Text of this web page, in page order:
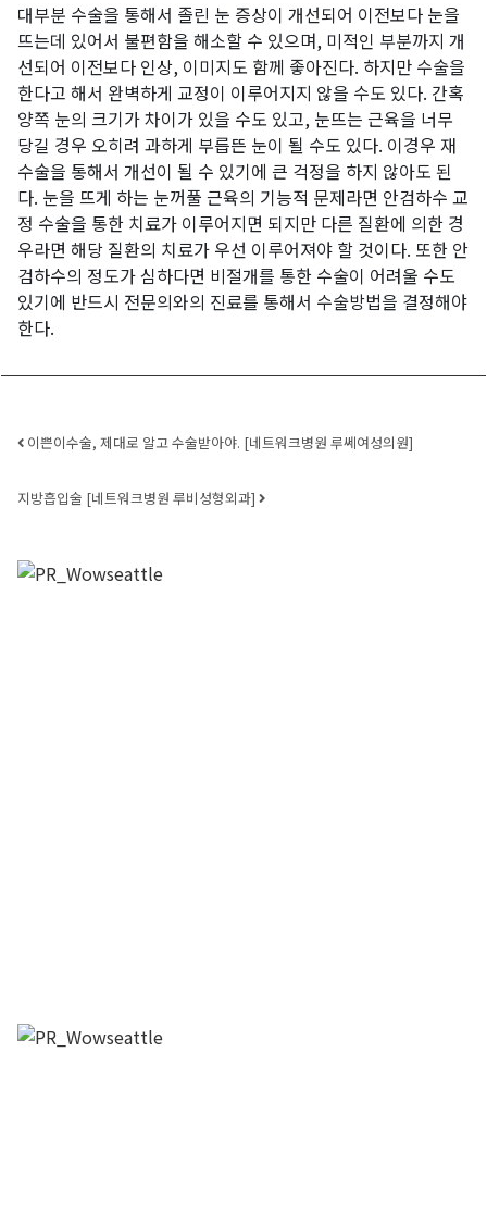
대부분 수술을 통해서 졸린 눈 증상이 개선되어 이전보다 눈을
뜨는데 있어서 불편함을 해소할 수 있으며, 미적인 부분까지 개
선되어 이전보다 인상, 이미지도 함께 좋아진다. 하지만 수술을
한다고 해서 완벽하게 교정이 이루어지지 않을 수도 있다. 간혹
양쪽 눈의 크기가 차이가 있을 수도 있고, 눈뜨는 근육을 너무
당길 경우 오히려 과하게 부릅뜬 눈이 될 수도 있다. 이경우 재
수술을 통해서 개선이 될 수 있기에 큰 걱정을 하지 않아도 된
다. 눈을 뜨게 하는 눈꺼풀 근육의 기능적 문제라면 안검하수 교
정 수술을 통한 치료가 이루어지면 되지만 다른 질환에 의한 경
우라면 해당 질환의 치료가 우선 이루어져야 할 것이다. 또한 안
검하수의 정도가 심하다면 비절개를 통한 수술이 어려울 수도
있기에 반드시 전문의와의 진료를 통해서 수술방법을 결정해야
한다.
Post navigation
이쁜이수술, 제대로 알고 수술받아야. [네트워크병원 루쎄여성의원]
지방흡입술 [네트워크병원 루비성형외과]